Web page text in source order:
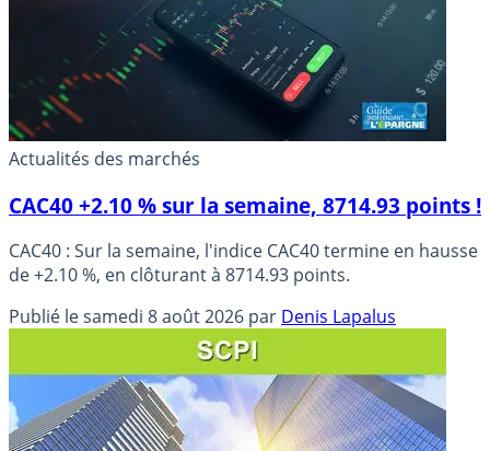
Actualités des marchés
CAC40 +2.10 % sur la semaine, 8714.93 points !
CAC40 : Sur la semaine, l'indice CAC40 termine en hausse
de +2.10 %, en clôturant à 8714.93 points.
Publié lesamedi 8 août 2026 par Denis Lapalus